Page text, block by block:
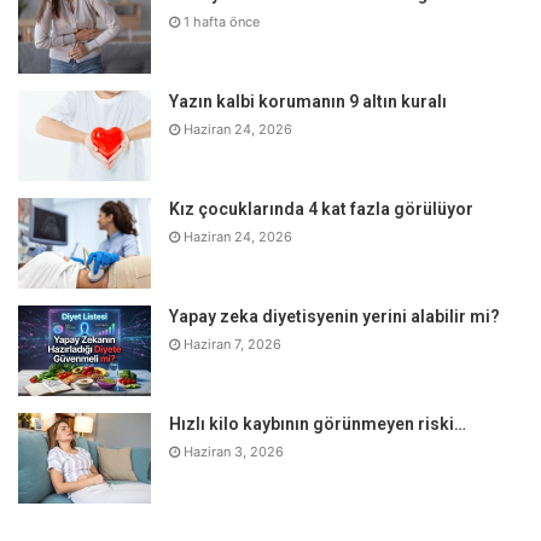
hesaplama ile ilgili, sağ beynin ise duygular ve
heyecanlarla ilgili olduğunu, ön beynin ise mantıksal
duygusal beynin dengesini sağladığını kaydeden Tarhan,
“Bu hastalıkta kimya bozulunca denge bozuluyor. Ön beyin
yani kaptan köşkü yetersiz olursa bazen mantıksal beyin
baskın oluyor kişi depresif oluyor. Bazen de duygusal
beyin baskın oluyor ve kişi coşkulu oluyor. Kaptan köşkü
denilen ön beynin sağlıklı olması çok önemli. Ama burada
beyin fonksiyonu bozulmuş.” diye konuştu.
1 hafta önce
Yazın kalbi korumanın 9 altın kuralı
Haziran 24, 2026
Kız çocuklarında 4 kat fazla görülüyor
Haziran 24, 2026
Yapay zeka diyetisyenin yerini alabilir mi?
Haziran 7, 2026
Hızlı kilo kaybının görünmeyen riski…
Haziran 3, 2026